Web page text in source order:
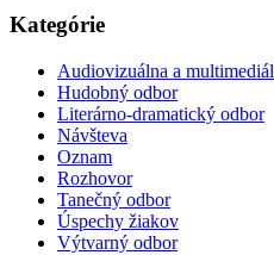
Kategórie
Audiovizuálna a
Hudobný odbor
Literárno-dramatický odbor
Návšteva
Oznam
Rozhovor
Tanečný odbor
Úspechy žiakov
Výtvarný odbor